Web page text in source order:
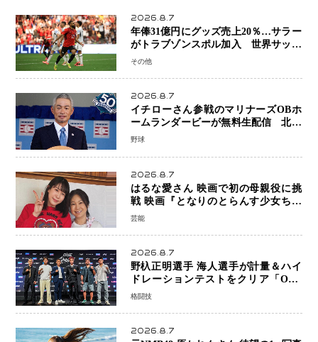
2026.8.7
年俸31億円にグッズ売上20％…サラー
がトラブゾンスポル加入 世界サッカ
ーは「五大リーグ一強」から新時代へ
その他
2026.8.7
イチローさん参戦のマリナーズOBホ
ームランダービーが無料生配信 北米
ならではの“魅せる興行”に世界が注目
野球
2026.8.7
はるな愛さん 映画で初の母親役に挑
戦 映画『となりのとらんす少女ちゃ
ん』11月7日公開 未来の自分との対話
芸能
2026.8.7
野杁正明選手 海人選手が計量＆ハイ
ドレーションテストをクリア「ONE
SAMURAI 2」決戦へ万全の準備整う
格闘技
2026.8.7